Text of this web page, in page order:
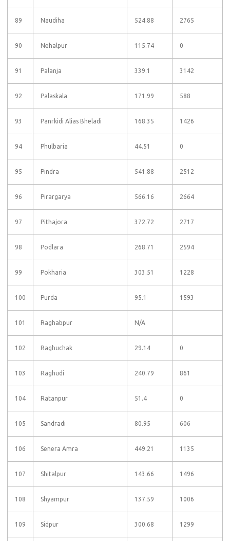
89 Naudiha 524.88 2765
90 Nehalpur 115.74 0
91 Palanja 339.1 3142
92 Palaskala 171.99 588
93 Panrkidi Alias Bheladi 168.35 1426
94 Phulbaria 44.51 0
95 Pindra 541.88 2512
96 Pirargarya 566.16 2664
97 Pithajora 372.72 2717
98 Podlara 268.71 2594
99 Pokharia 303.51 1228
100 Purda 95.1 1593
101 Raghabpur N/A
102 Raghuchak 29.14 0
103 Raghudi 240.79 861
104 Ratanpur 51.4 0
105 Sandradi 80.95 606
106 Senera Amra 449.21 1135
107 Shitalpur 143.66 1496
108 Shyampur 137.59 1006
109 Sidpur 300.68 1299